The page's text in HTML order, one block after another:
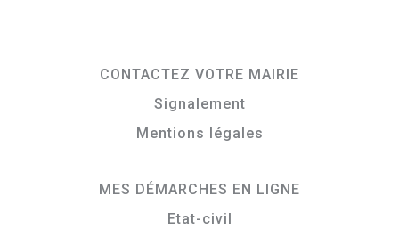
CONTACTEZ VOTRE MAIRIE
Signalement
Mentions légales
MES DÉMARCHES EN LIGNE
Etat-civil